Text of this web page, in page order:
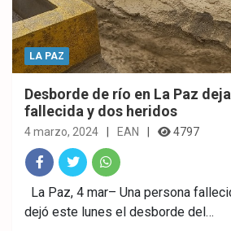
LA PAZ
Desborde de río en La Paz
fallecida y dos heridos
4 marzo, 2024 EAN 4797
Fac
ebo
Twitt
er
What
sAp
La Paz, 4 mar– Una persona
dejó este lunes el desborde del…